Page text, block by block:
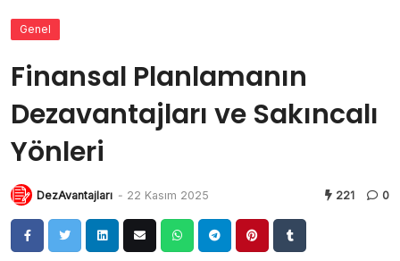
Genel
Finansal Planlamanın
Dezavantajları ve Sakıncalı
Yönleri
DezAvantajları - 22 Kasım 2025 221 0